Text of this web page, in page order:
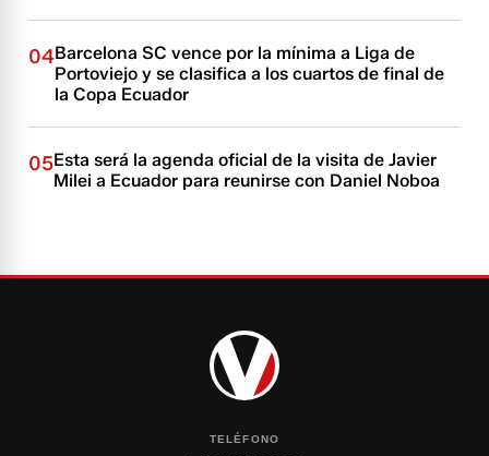
04Barcelona SC vence por la mínima a Liga de
Portoviejo y se clasifica a los cuartos de final de
la Copa Ecuador
05Esta será la agenda oficial de la visita de Javier
Milei a Ecuador para reunirse con Daniel Noboa
TELÉFONO